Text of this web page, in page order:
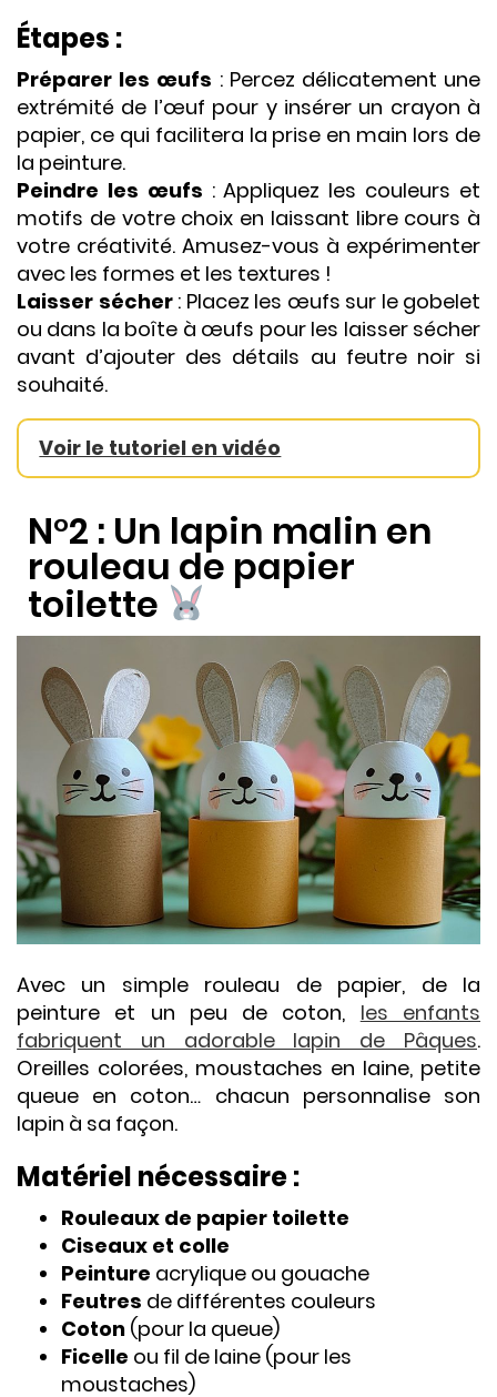
Étapes :
Préparer les œufs : Percez délicatement une
extrémité de l’œuf pour y insérer un crayon à
papier, ce qui facilitera la prise en main lors de
la peinture.
Peindre les œufs : Appliquez les couleurs et
motifs de votre choix en laissant libre cours à
votre créativité. Amusez-vous à expérimenter
avec les formes et les textures !
Laisser sécher: Placez les œufs sur le gobelet
ou dans la boîte à œufs pour les laisser sécher
avant d’ajouter des détails au feutre noir si
souhaité.
Voir le tutoriel en vidéo
N°2 : Un lapin malin en
rouleau de papier
toilette
Avec un simple rouleau de papier, de la
peinture et un peu de coton, les enfants
fabriquent un adorable lapin de Pâques.
Oreilles colorées, moustaches en laine, petite
queue en coton… chacun personnalise son
lapin à sa façon.
Matériel nécessaire :
Rouleaux de papier toilette
Ciseaux et colle
Peinture acrylique ou gouache
Feutres de différentes couleurs
Coton (pour la queue)
Ficelle ou fil de laine (pour les
moustaches)